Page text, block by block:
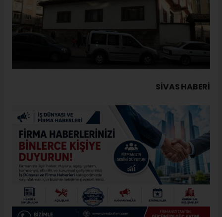
SIVAS HABERİ